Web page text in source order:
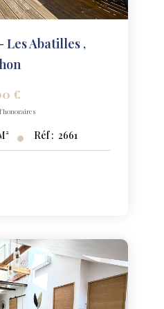
Les Abatilles ,
€
Réf : 2661